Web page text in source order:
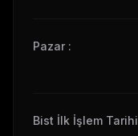
Pazar :
Bist İlk İşlem Tarihi